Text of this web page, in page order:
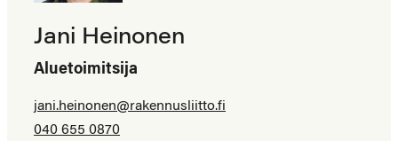
Jani Heinonen
Aluetoimitsija
jani.heinonen@​rakennusliitto.fi
040 655 0870